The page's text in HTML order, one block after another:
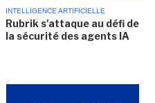
INTELLIGENCE ARTIFICIELLE
Rubrik s'attaque au défi de
la sécurité des agents IA